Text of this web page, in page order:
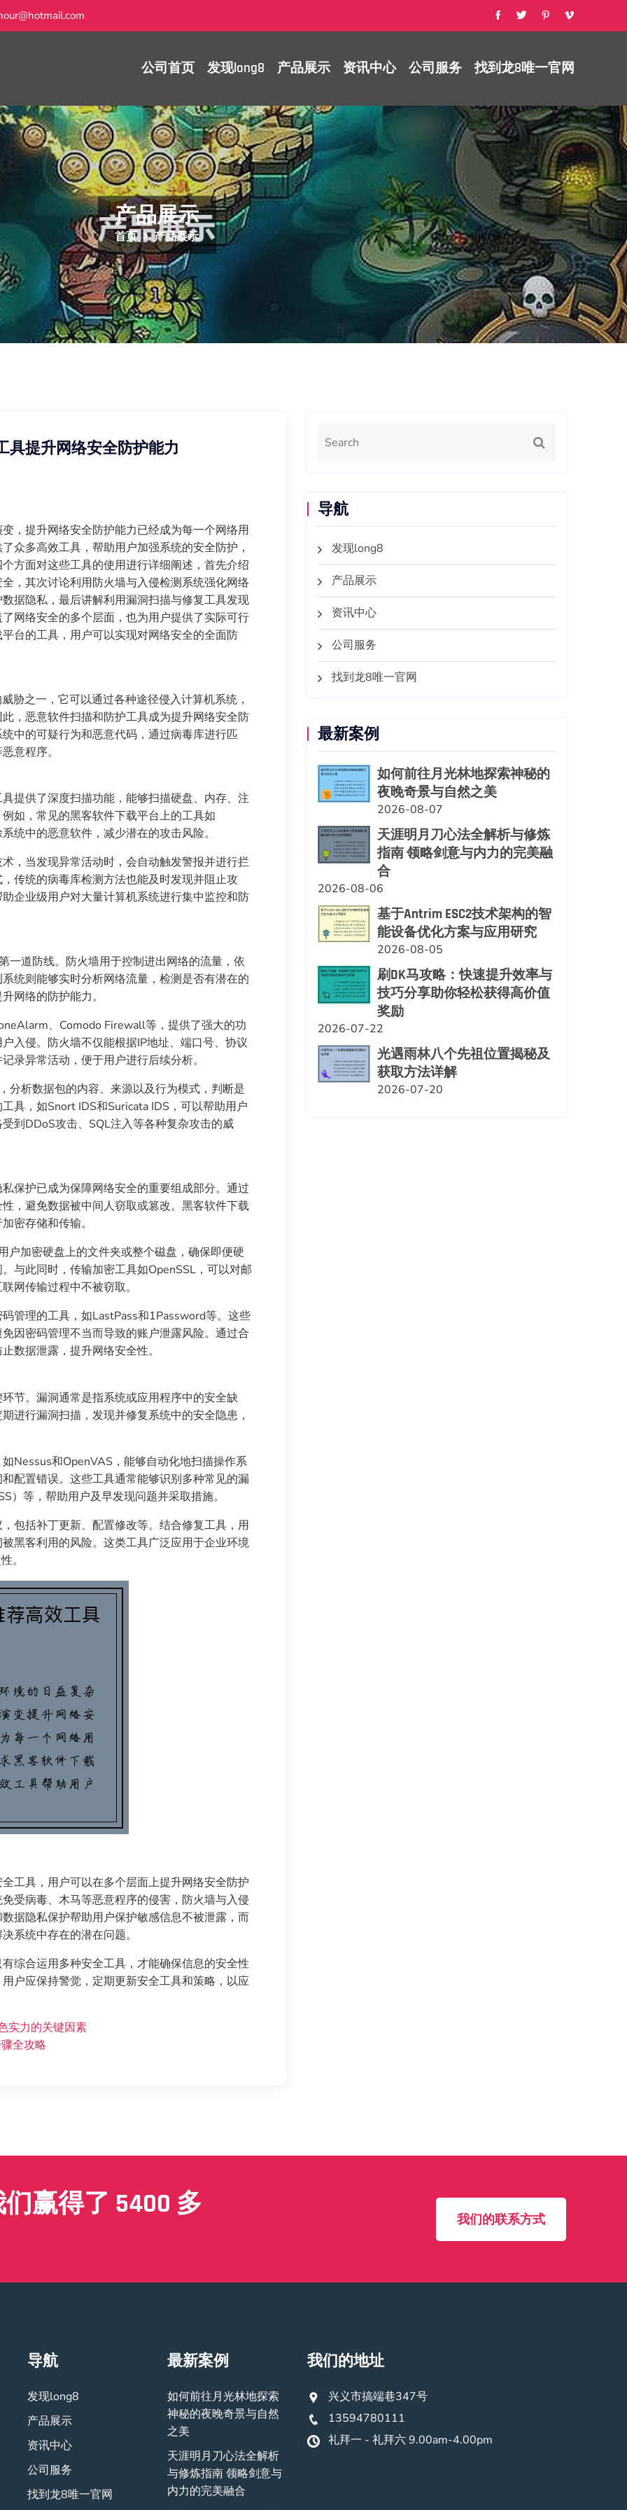
公司首页 发现long8 产品展示 资讯中心 公司服务 找到龙8唯一官网
产品展示
首页 产品展示
具提升网络安全防护能力
，提升网络安全防护能力已经成为每一个网络用
众多高效工具，帮助用户加强系统的安全防护，
方面对这些工具的使用进行详细阐述，首先介绍
，其次讨论利用防火墙与入侵检测系统强化网络
据隐私，最后讲解利用漏洞扫描与修复工具发现
网络安全的多个层面，也为用户提供了实际可行
台的工具，用户可以实现对网络安全的全面防
胁之一，它可以通过各种途径侵入计算机系统，
，恶意软件扫描和防护工具成为提升网络安全防
中的可疑行为和恶意代码，通过病毒库进行匹
意程序。
提供了深度扫描功能，能够扫描硬盘、内存、注
如，常见的黑客软件下载平台上的工具如
中的恶意软件，减少潜在的攻击风险。
，当发现异常活动时，会自动触发警报并进行拦
传统的病毒库检测方法也能及时发现并阻止攻
企业级用户对大量计算机系统进行集中监控和防
一道防线。防火墙用于控制进出网络的流量，依
统则能够实时分析网络流量，检测是否有潜在的
网络的防护能力。
、Comodo Firewall等，提供了强大的功
入侵。防火墙不仅能根据IP地址、端口号、协议
录异常活动，便于用户进行后续分析。
分析数据包的内容、来源以及行为模式，判断是
具，如Snort IDS和Suricata IDS，可以帮助用户
到DDoS攻击、SQL注入等各种复杂攻击的威
保护已成为保障网络安全的重要组成部分。通过
，避免数据被中间人窃取或篡改。黑客软件下载
密存储和传输。
户加密硬盘上的文件夹或整个磁盘，确保即便硬
与此同时，传输加密工具如OpenSSL，可以对邮
网传输过程中不被窃取。
管理的工具，如LastPass和1Password等。这些
因密码管理不当而导致的账户泄露风险。通过合
数据泄露，提升网络安全性。
节。漏洞通常是指系统或应用程序中的安全缺
进行漏洞扫描，发现并修复系统中的安全隐患，
Nessus和OpenVAS，能够自动化地扫描操作系
配置错误。这些工具通常能够识别多种常见的漏
）等，帮助用户及早发现问题并采取措施。
包括补丁更新、配置修改等。结合修复工具，用
黑客利用的风险。这类工具广泛应用于企业环境
。
工具，用户可以在多个层面上提升网络安全防护
受病毒、木马等恶意程序的侵害，防火墙与入侵
据隐私保护帮助用户保护敏感信息不被泄露，而
系统中存在的潜在问题。
综合运用多种安全工具，才能确保信息的安全性
户应保持警觉，定期更新安全工具和策略，以应
实力的关键因素
全攻略
导航
发现long8
产品展示
资讯中心
公司服务
找到龙8唯一官网
最新案例
如何前往月光林地探索神秘的
夜晚奇景与自然之美
2026-08-07
天涯明月刀心法全解析与修炼
指南 领略剑意与内力的完美融
合
2026-08-06
基于Antrim ESC2技术架构的智
能设备优化方案与应用研究
2026-08-05
刷DK马攻略：快速提升效率与
技巧分享助你轻松获得高价值
奖励
2026-07-22
光遇雨林八个先祖位置揭秘及
获取方法详解
2026-07-20
赢得了 5400 多 我们的联系方式
导航
发现long8
产品展示
资讯中心
公司服务
找到龙8唯一官网
最新案例
如何前往月光林地探索
神秘的夜晚奇景与自然
之美
天涯明月刀心法全解析
与修炼指南 领略剑意与
内力的完美融合
我们的地址
兴义市搞端巷347号
13594780111
礼拜一 - 礼拜六 9.00am-4.00pm